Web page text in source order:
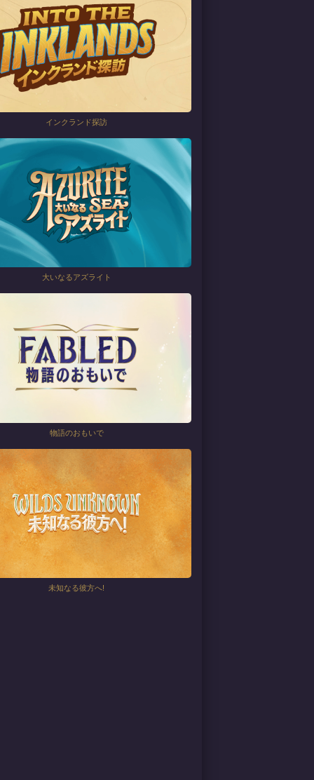
インクランド探訪
大いなるアズライト
物語のおもいで
未知なる彼方へ!